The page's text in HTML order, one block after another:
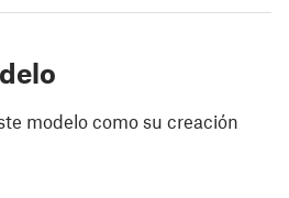
modelo como su creación